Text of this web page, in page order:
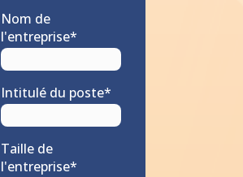
Nom de
l'entreprise*
Intitulé du poste*
Taille de
l'entreprise*